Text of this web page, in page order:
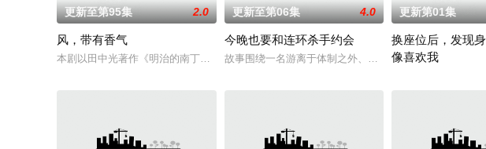
更新至第95集 2.0
风，带有香气
本剧以田中光著作《明治的南丁格尔 大关和物语》为原案，取材自日本首位专业女护士大关和
更新至第06集 4.0
今晚也要和连环杀手约会
故事围绕一名游离于体制之外、孤傲冷峻的“独狼”刑警，
更新第01集
换座位后，发现
像喜欢我